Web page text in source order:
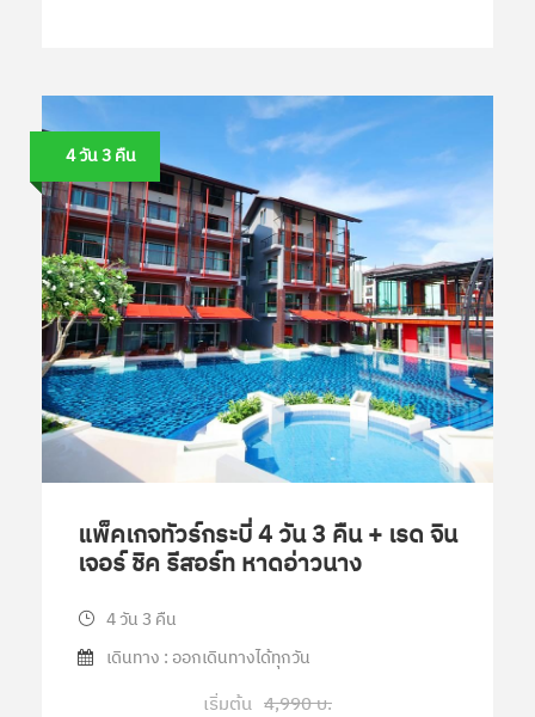
4 วัน 3 คืน
แพ็คเกจทัวร์กระบี่ 4 วัน 3 คืน + เรด จิน
เจอร์ ชิค รีสอร์ท หาดอ่าวนาง
4 วัน 3 คืน
เดินทาง : ออกเดินทางได้ทุกวัน
เริ่มต้น 4,990 บ.